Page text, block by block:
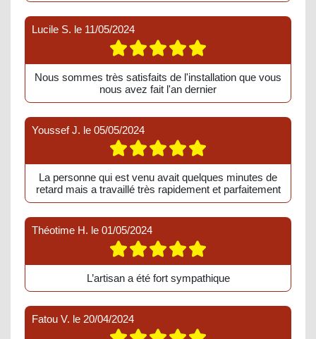
Lucile S. le 11/05/2024
Nous sommes très satisfaits de l'installation que vous
nous avez fait l'an dernier
Youssef J. le 05/05/2024
La personne qui est venu avait quelques minutes de
retard mais a travaillé très rapidement et parfaitement
Théotime H. le 01/05/2024
L’artisan a été fort sympathique
Fatou V. le 20/04/2024